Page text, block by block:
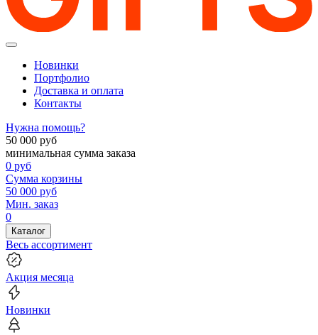
Новинки
Портфолио
Доставка и оплата
Контакты
Нужна помощь?
50 000 руб
минимальная сумма заказа
0 руб
Сумма корзины
50 000 руб
Мин. заказ
0
Каталог
Весь ассортимент
Акция месяца
Новинки